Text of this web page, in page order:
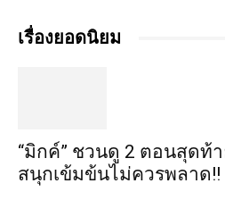
เรื่องยอดนิยม
“มิกค์” ชวนดู 2 ตอนสุดท้า
สนุกเข้มข้นไม่ควรพลาด!!